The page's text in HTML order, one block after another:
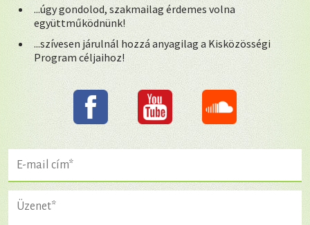
...úgy gondolod, szakmailag érdemes volna
együttműködnünk!
...szívesen járulnál hozzá anyagilag a Kisközösségi
Program céljaihoz!